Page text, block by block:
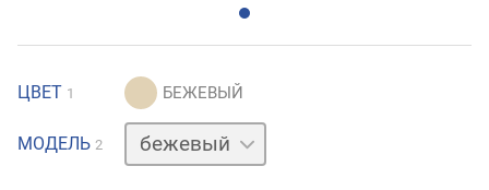
ЦВЕТ 1
МОДЕЛЬ 2
графит